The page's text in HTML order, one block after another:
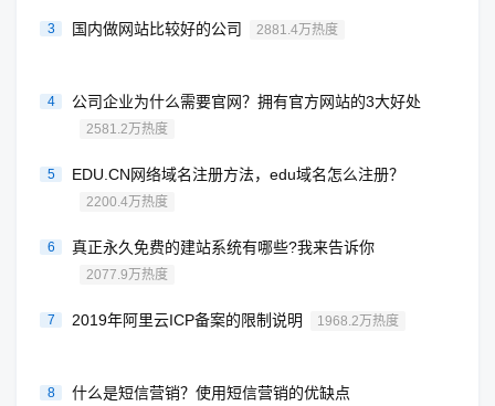
3 国内做网站比较好的公司 2881.4万热度
4 公司企业为什么需要官网？拥有官方网站的3大好处
2581.2万热度
5 EDU.CN网络域名注册方法，edu域名怎么注册？
2200.4万热度
6 真正永久免费的建站系统有哪些?我来告诉你
2077.9万热度
7 2019年阿里云ICP备案的限制说明 1968.2万热度
8 什么是短信营销？使用短信营销的优缺点